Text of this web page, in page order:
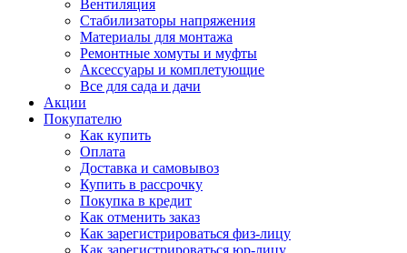
Вентиляция
Стабилизаторы напряжения
Материалы для монтажа
Ремонтные хомуты и муфты
Аксессуары и комплетующие
Все для сада и дачи
Акции
Покупателю
Как купить
Оплата
Доставка и самовывоз
Купить в рассрочку
Покупка в кредит
Как отменить заказ
Как зарегистрироваться физ-лицу
Как зарегистрироваться юр-лицу